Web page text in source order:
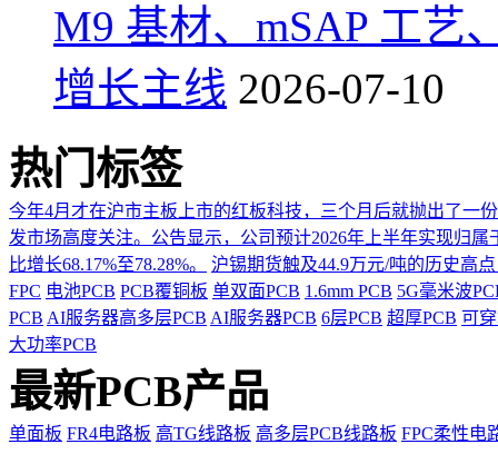
M9 基材、mSAP 工艺
增长主线 2026-07-10
热门标签
今年4月才在沪市主板上市的红板科技，三个月后就抛出了一
发市场高度关注。公告显示，公司预计2026年上半年实现归
比增长68.17%至78.28%。
沪锡期货触及44.9万元/吨的历史高
FPC 电池PCB PCB覆铜板 单双面PCB 1.6mm PCB 5G毫米波
PCB AI服务器高多层PCB AI服务器PCB 6层PCB 超厚PCB 可
大功率PCB
最新PCB产品
单面板 FR4电路板 高TG线路板 高多层PCB线路板 FPC柔性电